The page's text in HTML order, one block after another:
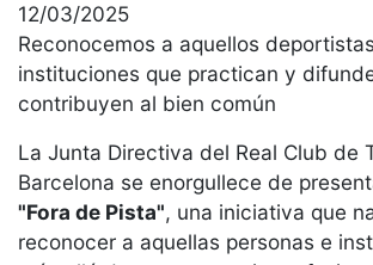
Junta
directiva
Comisiones
y comités
Estructura
ejecutiva
Fundación
12/03/2025
Reconocemos a aquellos
instituciones que practican y
contribuyen al bien común
La Junta Directiva del Real Club de
Barcelona se enorgullece de
"Fora de Pista", una iniciativa que
reconocer a aquellas personas e